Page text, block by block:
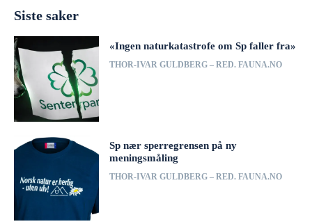
Siste saker
«Ingen naturkatastrofe om Sp faller fra»
THOR-IVAR GULDBERG – RED. FAUNA.NO
Sp nær sperregrensen på ny
meningsmåling
THOR-IVAR GULDBERG – RED. FAUNA.NO